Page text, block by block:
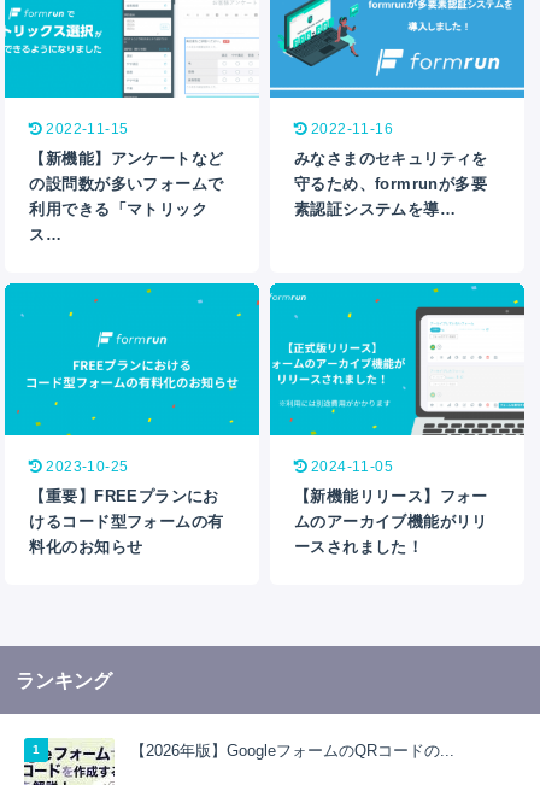
2022-11-15
【新機能】アンケートなど
の設問数が多いフォームで
利用できる「マトリック
ス…
2022-11-16
みなさまのセキュリティを
守るため、formrunが多要
素認証システムを導…
2023-10-25
【重要】FREEプランにお
けるコード型フォームの有
料化のお知らせ
2024-11-05
【新機能リリース】フォー
ムのアーカイブ機能がリリ
ースされました！
ランキング
【2026年版】GoogleフォームのQRコードの...